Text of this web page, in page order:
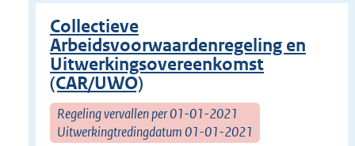
Collectieve
Arbeidsvoorwaardenregeling en
Uitwerkingsovereenkomst
(CAR/UWO)
Regeling vervallen per 01-01-2021
Uitwerkingtredingdatum 01-01-2021